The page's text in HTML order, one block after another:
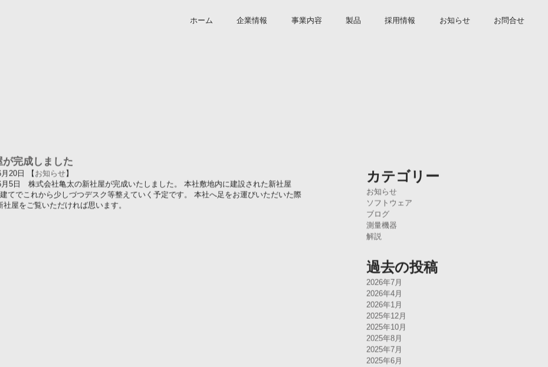
ホーム 企業情報 事業内容 製品 採用情報 お知らせ お問合せ
が完成しました
20日 【お知らせ】
月5日 株式会社亀太の新社屋が完成いたしました。 本社敷地内に建設された新社屋
てでこれから少しづつデスク等整えていく予定です。 本社へ足をお運びいただいた際
社屋をご覧いただければ思います。
カテゴリー
お知らせ
ソフトウェア
ブログ
測量機器
解説
過去の投稿
2026年7月
2026年4月
2026年1月
2025年12月
2025年10月
2025年8月
2025年7月
2025年6月